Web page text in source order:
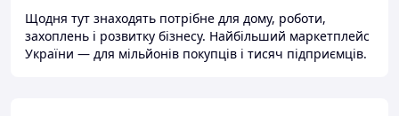
Щодня тут знаходять потрібне для дому, роботи,
захоплень і розвитку бізнесу. Найбільший маркетплейс
України — для мільйонів покупців і тисяч підприємців.